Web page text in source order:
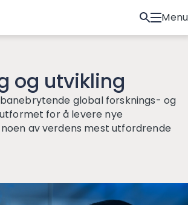
Menu
og utvikling
global forsknings- og
for å levere nye
av verdens mest utfordrende